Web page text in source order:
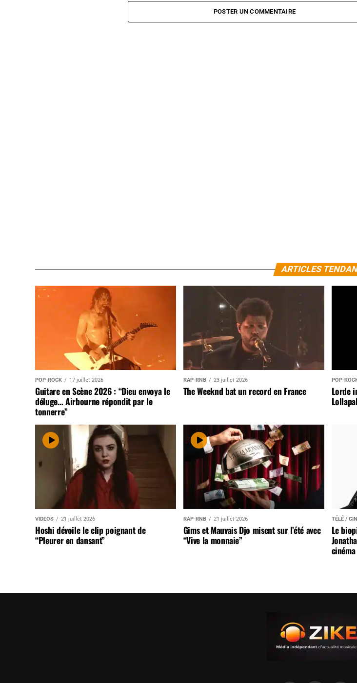
POSTER UN COMMENTAIRE
ARTICLES
POP-ROCK 17 juillet 2026
Guitare en Scène 2026 : “Dieu envoya le
déluge… Airbourne répondit par le
tonnerre”
RAP-RNB 23 juillet 2026
The Weeknd bat un record en France
POP-
Lorde
VIDEOS 21 juillet 2026
Hoshi dévoile le clip poignant de
“Pleurer en dansant”
RAP-RNB 21 juillet 2026
Gims et Mauvais Djo misent sur l’été avec
“Vive la monnaie”
TÉLÉ /
Le
cinéma